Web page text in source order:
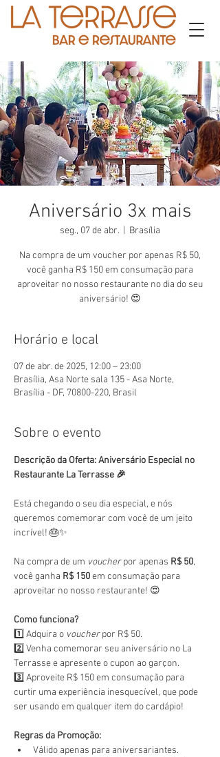
Aniversário 3x mais
seg., 07 de abr. Brasília
Na compra de um voucher por apenas R$ 50,
você ganha R$ 150 em consumação para
aproveitar no nosso restaurante no dia do seu
aniversário! 😍
Horário e local
07 de abr. de 2025, 12:00 – 23:00
Brasília, Asa Norte sala 135 - Asa Norte,
Brasília - DF, 70800-220, Brasil
Sobre o evento
Descrição da Oferta: Aniversário Especial no
Restaurante La Terrasse 🎉
Está chegando o seu dia especial, e nós
queremos comemorar com você de um jeito
incrível! 🎂✨
Na compra de um voucher por apenas R$ 50,
você ganha R$ 150 em consumação para
aproveitar no nosso restaurante! 😍
Como funciona?
1️⃣ Adquira o voucher por R$ 50.
2️⃣ Venha comemorar seu aniversário no La
Terrasse e apresente o cupon ao garçon.
3️⃣ Aproveite R$ 150 em consumação para
curtir uma experiência inesquecível, que pode
ser usando em qualquer item do cardápio!
Regras da Promoção:
Válido apenas para aniversariantes.